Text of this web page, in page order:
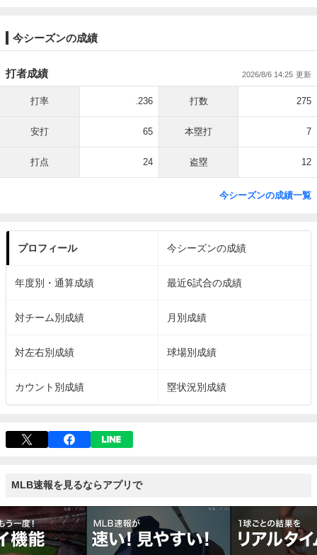
今シーズンの成績
打者成績 2026/8/6 14:25
打率 .236 打数 275
安打 65 本塁打 7
打点 24 盗塁 12
今シーズンの成績一覧
プロフィール 今シーズンの成績
年度別・通算成績 最近6試合の成績
対チーム別成績 月別成績
対左右別成績 球場別成績
カウント別成績 塁状況別成績
MLB速報を見るならアプリで